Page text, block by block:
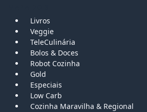
Livros
Veggie
TeleCulinária
Bolos & Doces
Robot Cozinha
Gold
Especiais
Low Carb
Cozinha Maravilha & Regional